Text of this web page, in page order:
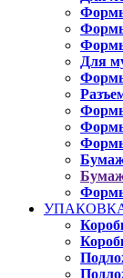
Для